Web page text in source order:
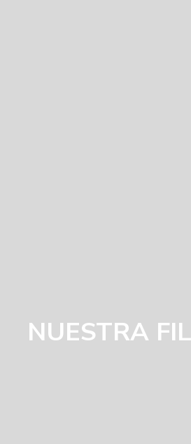
NUESTRA